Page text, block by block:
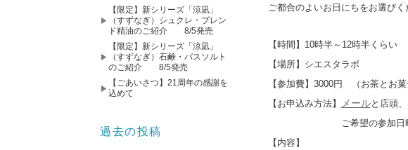
ご都合のよいお日にちをお選びく
【時間】10時半～12時半くらい
【場所】シエスタラボ
【参加費】3000円 （お茶とお菓
【お申込み方法】
メールと店頭
ご希望の参加日時・お名
【内容】
【限定】新シリーズ「涼凪」
（すずなぎ）シュクレ・ブレン
ド精油のご紹介 8/5発売
【限定】新シリーズ「涼凪」
（すずなぎ）石鹸・バスソルト
のご紹介 8/5発売
【ごあいさつ】21周年の感謝を
込めて
過去の投稿